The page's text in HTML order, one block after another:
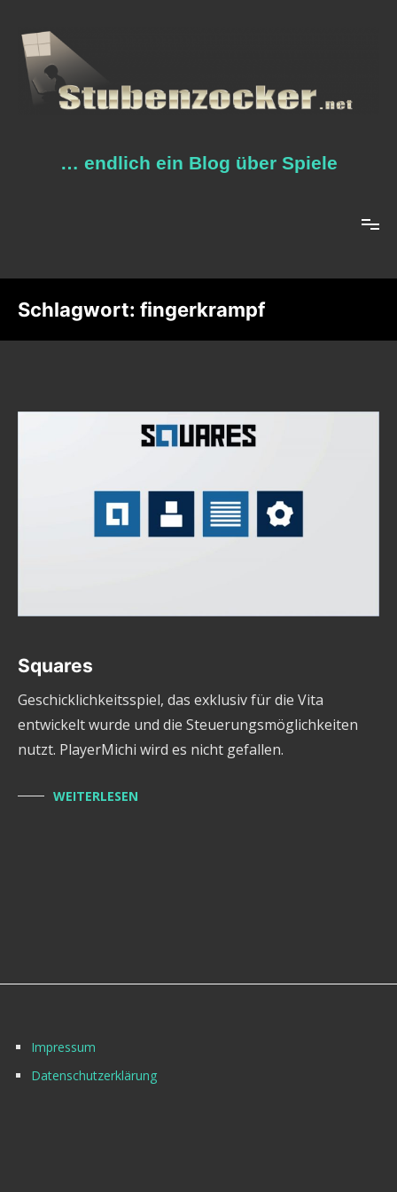
Inhalt
springen
… endlich ein Blog über Spiele
Schlagwort: fingerkrampf
Squares
Geschicklichkeitsspiel, das exklusiv für die Vita
entwickelt wurde und die Steuerungsmöglichkeiten
nutzt. PlayerMichi wird es nicht gefallen.
WEITERLESEN
Impressum
Datenschutzerklärung